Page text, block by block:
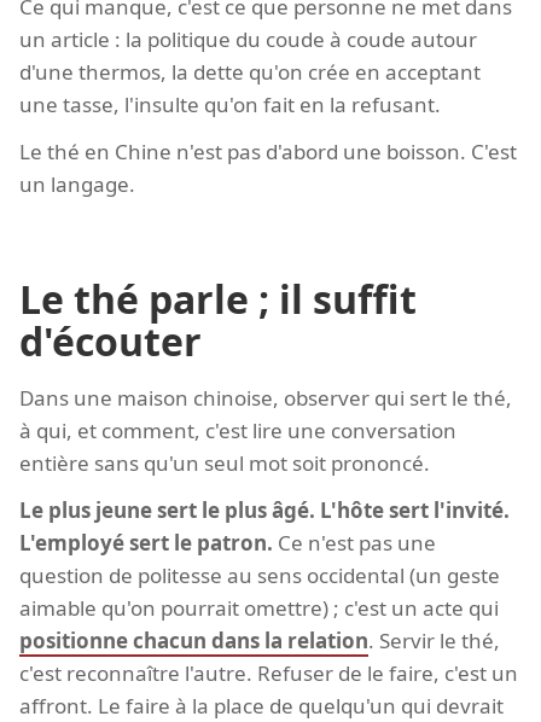
Ce qui manque, c'est ce que personne ne met dans
un article : la politique du coude à coude autour
d'une thermos, la dette qu'on crée en acceptant
une tasse, l'insulte qu'on fait en la refusant.
Le thé en Chine n'est pas d'abord une boisson. C'est
un langage.
Le thé parle ; il suffit
d'écouter
Dans une maison chinoise, observer qui sert le thé,
à qui, et comment, c'est lire une conversation
entière sans qu'un seul mot soit prononcé.
Le plus jeune sert le plus âgé. L'hôte sert l'invité.
L'employé sert le patron. Ce n'est pas une
question de politesse au sens occidental (un geste
aimable qu'on pourrait omettre) ; c'est un acte qui
positionne chacun dans la relation. Servir le thé,
c'est reconnaître l'autre. Refuser de le faire, c'est un
affront. Le faire à la place de quelqu'un qui devrait